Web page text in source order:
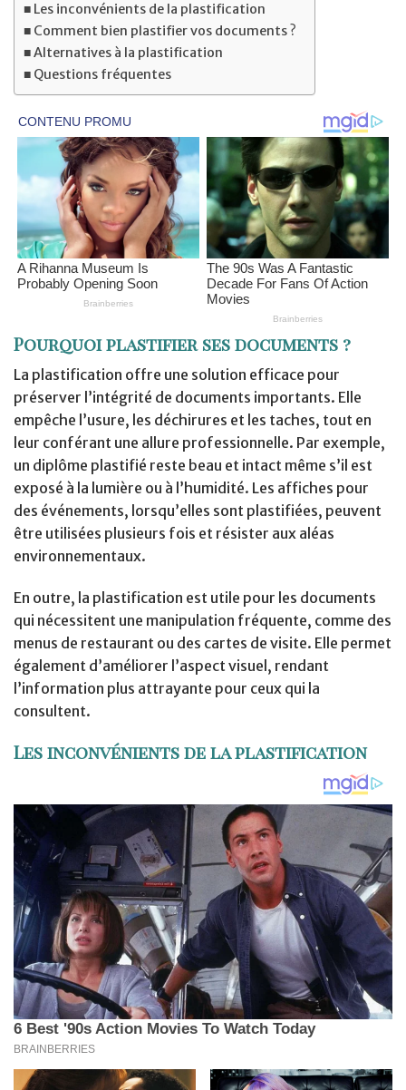
Les inconvénients de la plastification
Comment bien plastifier vos documents ?
Alternatives à la plastification
Questions fréquentes
Pourquoi plastifier ses documents ?
La plastification offre une solution efficace pour
préserver l’intégrité de documents importants. Elle
empêche l’usure, les déchirures et les taches, tout en
leur conférant une allure professionnelle. Par exemple,
un diplôme plastifié reste beau et intact même s’il est
exposé à la lumière ou à l’humidité. Les affiches pour
des événements, lorsqu’elles sont plastifiées, peuvent
être utilisées plusieurs fois et résister aux aléas
environnementaux.
En outre, la plastification est utile pour les documents
qui nécessitent une manipulation fréquente, comme des
menus de restaurant ou des cartes de visite. Elle permet
également d’améliorer l’aspect visuel, rendant
l’information plus attrayante pour ceux qui la
consultent.
Les inconvénients de la plastification